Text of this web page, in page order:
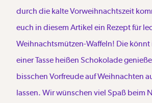
durch die kalte Vorweihnachtszeit
euch in diesem Artikel ein Rezept für
Weihnachtsmützen-Waffeln! Die
einer Tasse heißen Schokolade
bisschen Vorfreude auf Weihnachten
lassen. Wir wünschen viel Spaß beim